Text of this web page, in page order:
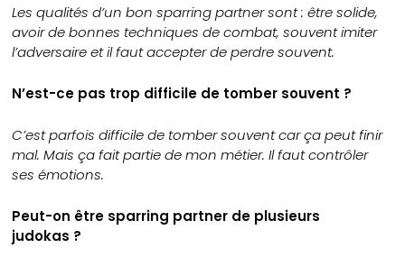
Les qualités d’un bon sparring partner sont : être solide,
avoir de bonnes techniques de combat, souvent imiter
l’adversaire et il faut accepter de perdre souvent.
N’est-ce pas trop difficile de tomber souvent ?
C’est parfois difficile de tomber souvent car ça peut finir
mal. Mais ça fait partie de mon métier. Il faut contrôler
ses émotions.
Peut-on être sparring partner de plusieurs
judokas ?